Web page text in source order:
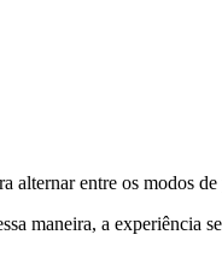
alternar entre os modos
maneira, a experiência